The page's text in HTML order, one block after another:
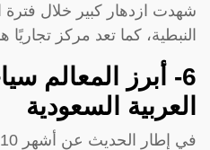
شهدت ازدهار كبير خلال فترة
النبطية، كما تعد مركز
6- أبرز المعالم
العربية السعودية